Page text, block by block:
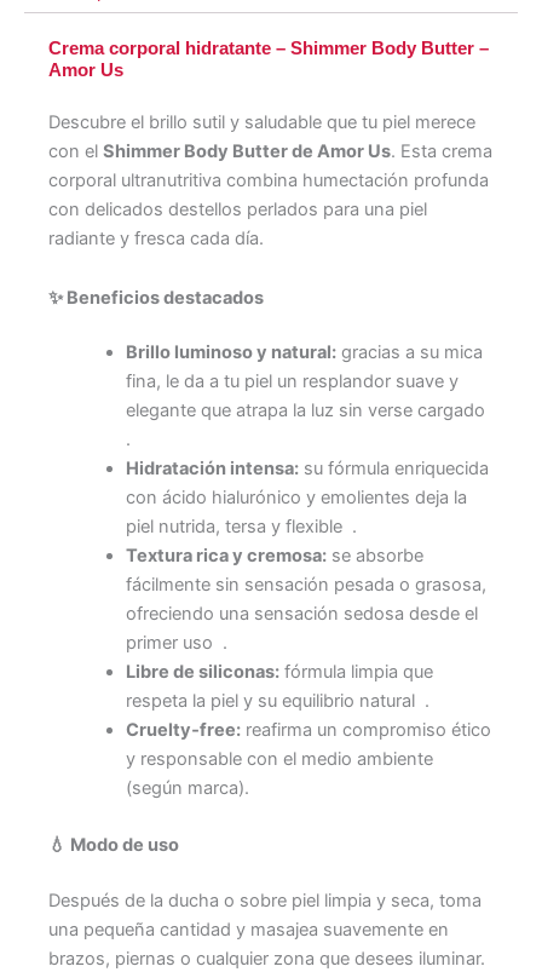
Crema corporal hidratante – Shimmer Body Butter –
Amor Us
Descubre el brillo sutil y saludable que tu piel merece
con el Shimmer Body Butter de Amor Us. Esta crema
corporal ultranutritiva combina humectación profunda
con delicados destellos perlados para una piel
radiante y fresca cada día.
✨Beneficios destacados
Brillo luminoso y natural:gracias a su mica
fina, le da a tu piel un resplandor suave y
elegante que atrapa la luz sin verse cargado
.
Hidratación intensa:su fórmula enriquecida
con ácido hialurónico y emolientes deja la
piel nutrida, tersa y flexible .
Textura rica y cremosa:se absorbe
fácilmente sin sensación pesada o grasosa,
ofreciendo una sensación sedosa desde el
primer uso .
Libre de siliconas:fórmula limpia que
respeta la piel y su equilibrio natural .
Cruelty‑free:reafirma un compromiso ético
y responsable con el medio ambiente
(según marca).
💧 Modo de uso
Después de la ducha o sobre piel limpia y seca, toma
una pequeña cantidad y masajea suavemente en
brazos, piernas o cualquier zona que desees iluminar.